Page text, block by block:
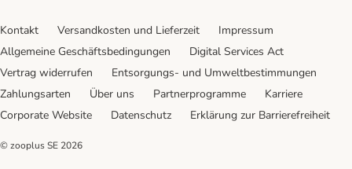
Kontakt Versandkosten und Lieferzeit
Impressum
Allgemeine Geschäftsbedingungen
Digital Services Act
Vertrag widerrufen
Entsorgungs- und Umweltbestimmungen
Zahlungsarten
Über uns Partnerprogramme
Karriere
Corporate Website
Datenschutz Erklärung zur Barrierefreiheit
© zooplus SE 2026